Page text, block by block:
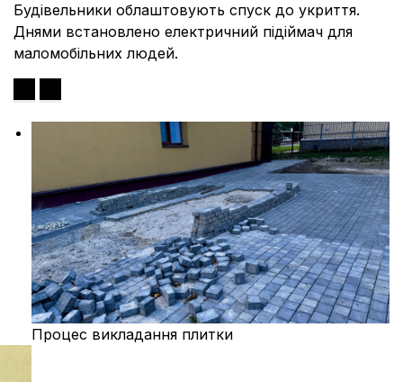
Будівельники облаштовують спуск до укриття.
Днями встановлено електричний підіймач для
маломобільних людей.
Процес викладання плитки